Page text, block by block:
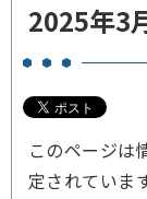
2025年3
このページは
定されています